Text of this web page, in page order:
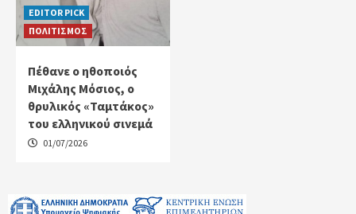
EDITOR PICK
ΠΟΛΙΤΙΣΜΟΣ
Πέθανε ο ηθοποιός
Μιχάλης Μόσιος, ο
θρυλικός «Ταμτάκος»
του ελληνικού σινεμά
01/07/2026